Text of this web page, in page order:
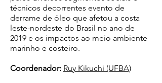
técnicos decorrentes evento de
derrame de óleo que afetou a costa
leste-nordeste do Brasil no ano de
2019 e os impactos ao meio ambiente
marinho e costeiro.
Coordenador: Ruy Kikuchi (UFBA)